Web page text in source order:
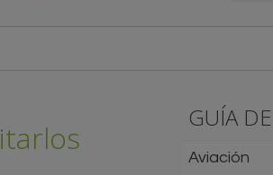
GUÍA
Aviación